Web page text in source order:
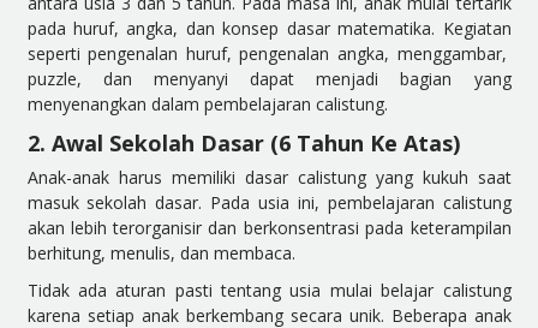
pada huruf, angka, dan konsep dasar matematika. Kegiatan
seperti pengenalan huruf, pengenalan angka, menggambar,
puzzle, dan menyanyi dapat menjadi bagian yang
menyenangkan dalam pembelajaran calistung.
2. Awal Sekolah Dasar (6 Tahun Ke Atas)
Anak-anak harus memiliki dasar calistung yang kukuh saat
masuk sekolah dasar. Pada usia ini, pembelajaran calistung
akan lebih terorganisir dan berkonsentrasi pada keterampilan
berhitung, menulis, dan membaca.
Tidak ada aturan pasti tentang usia mulai belajar calistung
karena setiap anak berkembang secara unik. Beberapa anak